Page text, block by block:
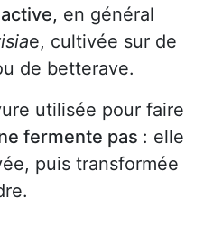
en général
e, cultivée sur de
de betterave.
utilisée pour faire
fermente pas : elle
puis transformée